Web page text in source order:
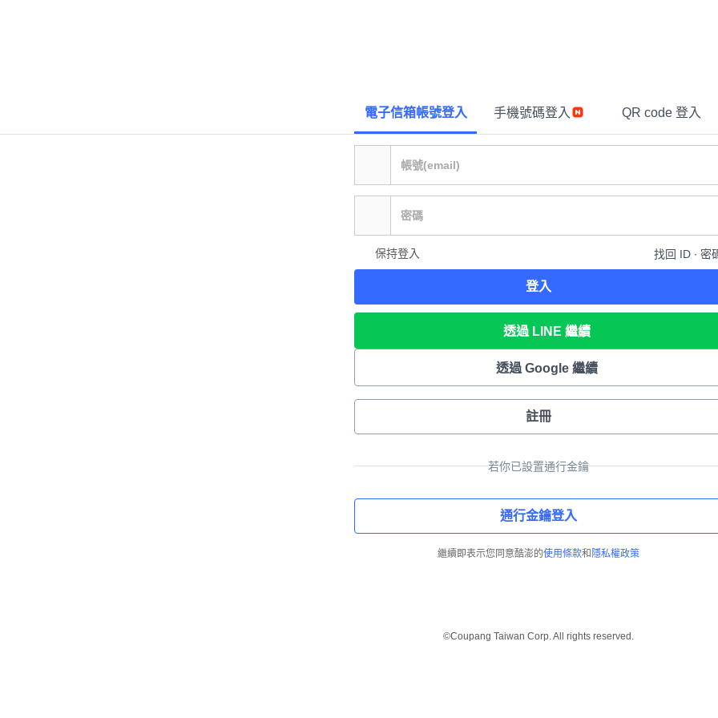
電子信箱帳號登入 手機號碼登入 QR code 登入
保持登入 找回 ID ∙ 密
登入
透過 LINE 繼續
透過 Google 繼續
註冊
若你已設置通行金鑰
通行金鑰登入
繼續即表示您同意酷澎的使用條款和 隱私權政策
©Coupang Taiwan Corp. All rights reserved.